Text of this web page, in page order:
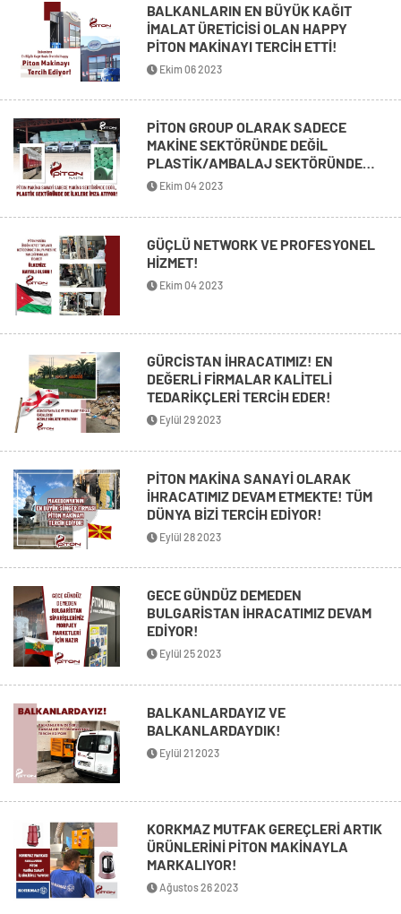
BALKANLARIN EN BÜYÜK KAĞIT
İMALAT ÜRETİCİSİ OLAN HAPPY
PİTON MAKİNAYI TERCİH ETTİ!
Ekim 06 2023
PİTON GROUP OLARAK SADECE
MAKİNE SEKTÖRÜNDE DEĞİL
PLASTİK/AMBALAJ SEKTÖRÜNDE
ÇALIŞMALARIMIZ HIZ KESMEDEN
Ekim 04 2023
GÜÇLÜ NETWORK VE PROFESYONEL
HİZMET!
Ekim 04 2023
GÜRCİSTAN İHRACATIMIZ! EN
DEĞERLİ FİRMALAR KALİTELİ
TEDARİKÇLERİ TERCİH EDER!
Eylül 29 2023
PİTON MAKİNA SANAYİ OLARAK
İHRACATIMIZ DEVAM ETMEKTE! TÜM
DÜNYA BİZİ TERCİH EDİYOR!
Eylül 28 2023
GECE GÜNDÜZ DEMEDEN
BULGARİSTAN İHRACATIMIZ DEVAM
EDİYOR!
Eylül 25 2023
BALKANLARDAYIZ VE
BALKANLARDAYDIK!
Eylül 21 2023
KORKMAZ MUTFAK GEREÇLERİ ARTIK
ÜRÜNLERİNİ PİTON MAKİNAYLA
MARKALIYOR!
Ağustos 26 2023